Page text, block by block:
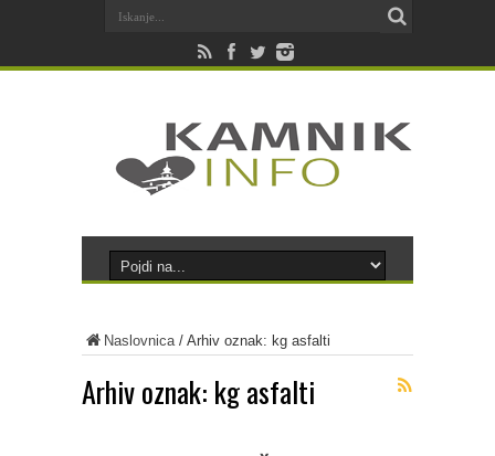
Naslovnica/ Arhiv oznak: kg asfalti
Arhiv oznak: kg asfalti